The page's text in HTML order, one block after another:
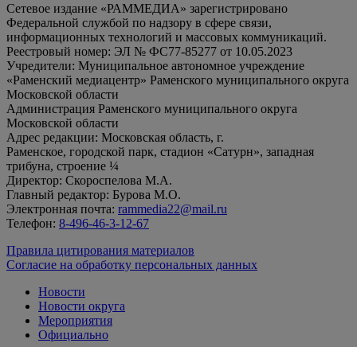
Сетевое издание «РАММЕДИА» зарегистрировано
Федеральной службой по надзору в сфере связи,
информационных технологий и массовых коммуникаций.
Реестровый номер: ЭЛ № ФС77-85277 от 10.05.2023
Учредители: Муниципальное автономное учреждение
«Раменский медиацентр» Раменского муниципального округа
Московской области
Администрация Раменского муниципального округа
Московской области
Адрес редакции: Московская область, г.
Раменское, городской парк, стадион «Сатурн», западная
трибуна, строение ¼
Директор: Скороспелова М.А.
Главный редактор: Бурова М.О.
Электронная почта: rammedia22@mail.ru
Телефон: 8-496-46-3-12-67
Правила цитирования материалов
Согласие на обработку персональных данных
Новости
Новости округа
Мероприятия
Официально